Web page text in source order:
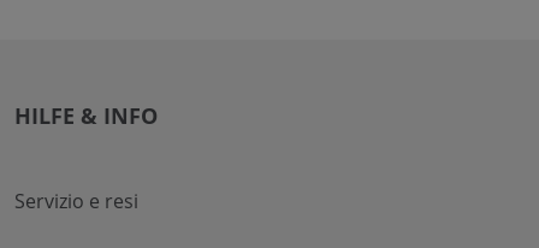
HILFE & INFO
Servizio e resi